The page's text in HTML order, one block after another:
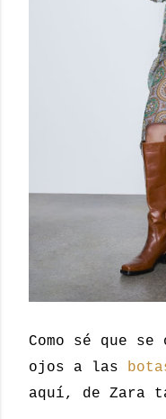
Como sé que
ojos a las
aquí, de Zara